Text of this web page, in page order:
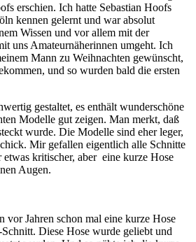
erschien. Ich hatte Sebastian Hoofs
kennen gelernt und war absolut
Wissen und vor allem mit der
uns Amateurnäherinnen umgeht. Ich
Mann zu Weihnachten gewünscht,
und so wurden bald die ersten
gestaltet, es enthält wunderschöne
Modelle gut zeigen. Man merkt, daß
wurde. Die Modelle sind eher leger,
Mir gefallen eigentlich alle Schnitte
kritischer, aber eine kurze Hose
Augen.
vor Jahren schon mal eine kurze Hose
Diese Hose wurde geliebt und